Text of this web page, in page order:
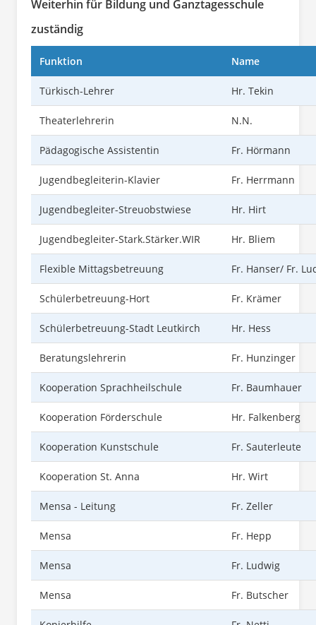
Weiterhin für Bildung und Ganztagesschule
zuständig
Funktion Name
Türkisch-Lehrer Hr. Tekin
Theaterlehrerin N.N.
Pädagogische Assistentin Fr. Hörmann
Jugendbegleiterin-Klavier Fr. Herrmann
Jugendbegleiter-Streuobstwiese Hr. Hirt
Jugendbegleiter-Stark.Stärker.WIR Hr. Bliem
Flexible Mittagsbetreuung Fr. Hanser/ Fr.
Schülerbetreuung-Hort Fr. Krämer
Schülerbetreuung-Stadt Leutkirch Hr. Hess
Beratungslehrerin Fr. Hunzinger
Kooperation Sprachheilschule Fr. Baumhauer
Kooperation Förderschule Hr. Falkenberg
Kooperation Kunstschule Fr. Sauterleute
Kooperation St. Anna Hr. Wirt
Mensa - Leitung Fr. Zeller
Mensa Fr. Hepp
Mensa Fr. Ludwig
Mensa Fr. Butscher